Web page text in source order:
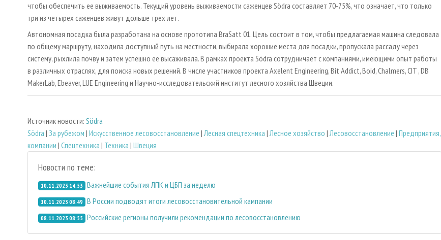
чтобы обеспечить ее выживаемость. Текущий уровень выживаемости саженцев Södra составляет 70-75%, что означает, что только
три из четырех саженцев живут дольше трех лет.
Автономная посадка была разработана на основе прототипа BraSatt 01. Цель состоит в том, чтобы предлагаемая машина следовала
по общему маршруту, находила доступный путь на местности, выбирала хорошие места для посадки, пропускала рассаду через
систему, рыхлила почву и затем успешно ее высаживала. В рамках проекта Södra сотрудничает с компаниями, имеющими опыт работы
в различных отраслях, для поиска новых решений. В числе участников проекта Axelent Engineering, Bit Addict, Boid, Chalmers, CIT , DB
MakerLab, Ebeaver, LUE Engineering и Научно-исследовательский институт лесного хозяйства Швеции.
Источник новости: Södra
Södra | За рубежом | Искусственное лесовосстановление | Лесная спецтехника | Лесное хозяйство | Лесовосстановление | Предприятия,
компании | Спецтехника | Техника | Швеция
Новости по теме:
10.11.2023 14:53 Важнейшие события ЛПК и ЦБП за неделю
10.11.2023 08:49 В России подводят итоги лесовосстановительной кампании
08.11.2023 08:55 Российские регионы получили рекомендации по лесовосстановлению